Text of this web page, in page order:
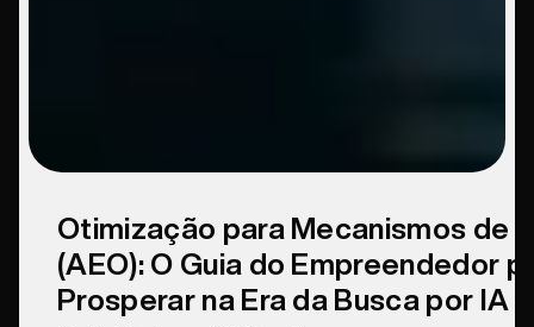
Otimização para Mecanismos de
(AEO): O Guia do Empreendedor
Prosperar na Era da Busca por IA